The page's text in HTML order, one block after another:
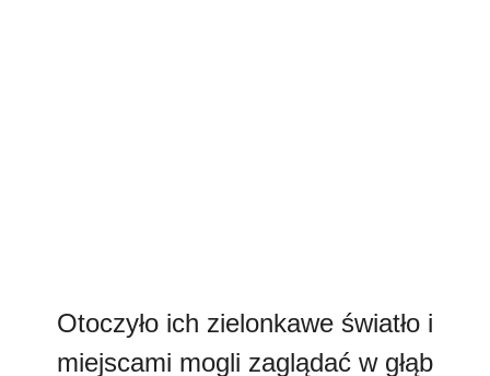
Otoczyło ich zielonkawe światło i
miejscami mogli zaglądać w głąb